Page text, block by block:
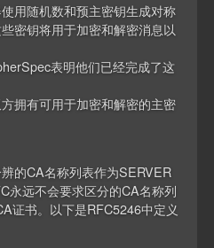
用随机数和预主密钥生成对称
密钥将用于加密和解密消息以
表明他们已经完成了这
拥有可用于加密和解密的主密
的CA名称列表作为SERVER
永远不会要求区分的CA名称列
证书。以下是RFC5246中定义